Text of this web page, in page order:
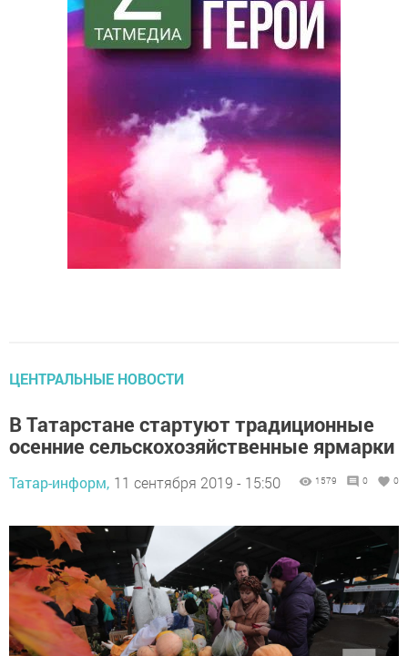
ЦЕНТРАЛЬНЫЕ НОВОСТИ
В Татарстане стартуют традиционные
осенние сельскохозяйственные ярмарки
Татар-информ, 11 сентября 2019 - 15:50 1579 0 0